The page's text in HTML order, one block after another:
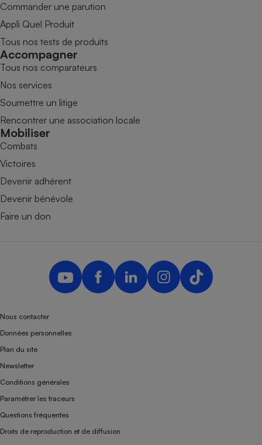
Commander une parution
Appli Quel Produit
Tous nos tests de produits
Accompagner
Tous nos comparateurs
Nos services
Soumettre un litige
Rencontrer une association locale
Mobiliser
Combats
Victoires
Devenir adhérent
Devenir bénévole
Faire un don
Nous contacter
Données personnelles
Plan du site
Newsletter
Conditions générales
Paramétrer les traceurs
Questions fréquentes
Droits de reproduction et de diffusion